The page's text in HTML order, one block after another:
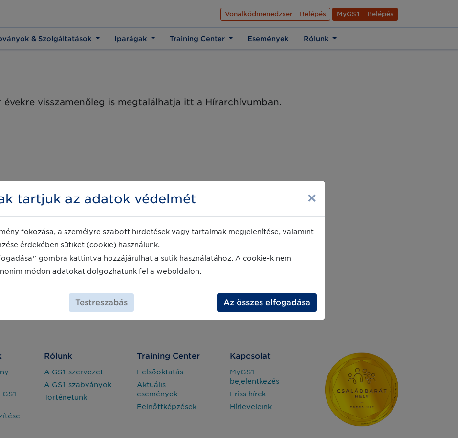
Az üzleti élet közös nyelve Hírek Kapcsolat Rólunk
EN
Vonalkódmenedzser - Belépés
MyGS1 - Belépés
& Szolgáltatások Iparágak Training Center Események Rólunk
visszamenőleg is megtalálhatja itt a Hírarchívumban.
GS1-
Rólunk
A GS1 szervezet
A GS1 szabványok
Történetünk
Training Center
Felsőoktatás
Aktuális
események
Felnőttképzések
Kapcsolat
MyGS1
bejelentkezés
Friss hírek
Hírleveleink
tartjuk az adatok védelmét ×
fokozása, a személyre szabott hirdetések vagy tartalmak megjelenítése, valamint
érdekében sütiket (cookie) használunk.
gombra kattintva hozzájárulhat a sütik használatához. A cookie-k nem
módon adatokat dolgozhatunk fel a weboldalon.
Testreszabás Az összes elfogadása